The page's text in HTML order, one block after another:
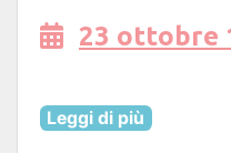
23 ottobre
Leggi di più